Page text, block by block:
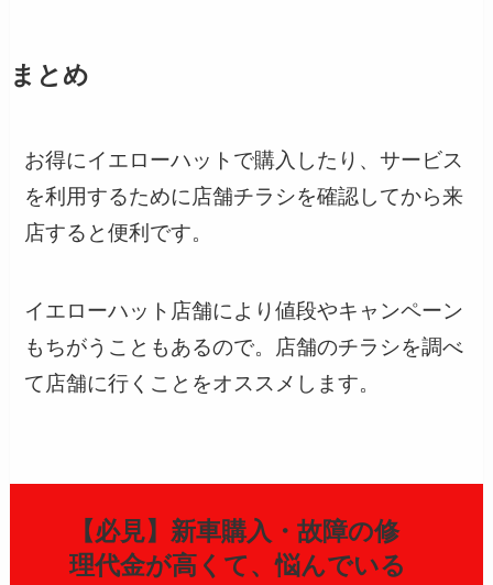
まとめ
お得にイエローハットで購入したり、サービス
を利用するために店舗チラシを確認してから来
店すると便利です。
イエローハット店舗により値段やキャンペーン
もちがうこともあるので。店舗のチラシを調べ
て店舗に行くことをオススメします。
【必見】新車購入・故障の修
理代金が高くて、悩んでいる